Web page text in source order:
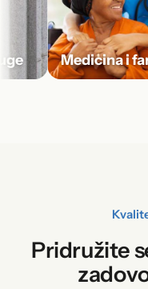
Medicina i
Pridružite